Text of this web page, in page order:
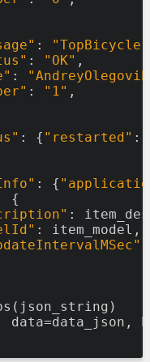
:
: "OK" ,
:
: "1" ,
: { "restarted" :
: {
{
:
:
item_model,
data=data_json,